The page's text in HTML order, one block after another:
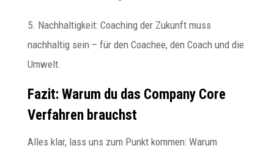
5. Nachhaltigkeit: Coaching der Zukunft muss
nachhaltig sein – für den Coachee, den Coach und die
Umwelt.
Fazit: Warum du das Company Core
Verfahren brauchst
Alles klar, lass uns zum Punkt kommen: Warum